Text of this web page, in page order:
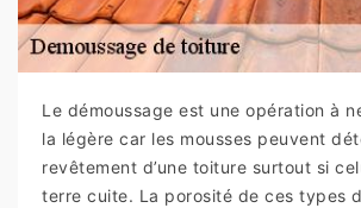
Le démoussage est une opération à
la légère car les mousses peuvent
revêtement d’une toiture surtout si
terre cuite. La porosité de ces types